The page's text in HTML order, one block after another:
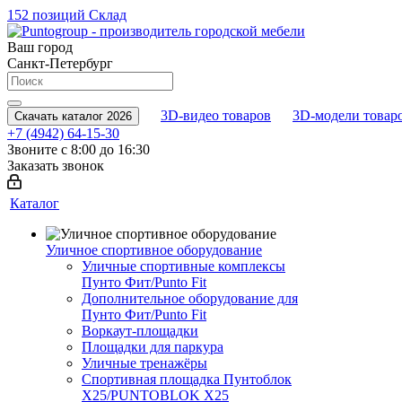
152 позиций Склад
Ваш город
Санкт-Петербург
Скачать каталог 2026 3D-видео товаров
3D-модели
+7 (4942) 64-15-30
Звоните с 8:00 до 16:30
Заказать звонок
Каталог
Уличное спортивное оборудование
Уличные спортивные комплексы
Пунто Фит/Punto Fit
Дополнительное оборудование для
Пунто Фит/Punto Fit
Воркаут-площадки
Площадки для паркура
Уличные тренажёры
Спортивная площадка Пунтоблок
Х25/PUNTOBLOK X25